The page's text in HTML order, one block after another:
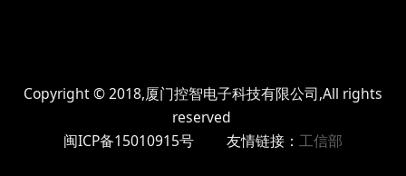
Copyright © 2018,厦门控智电子科技有限公司,All rights
reserved
闽ICP备15010915号 友情链接： 工信部